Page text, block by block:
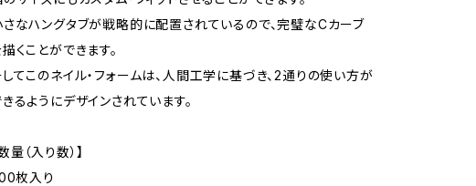
さなハングタブが戦略的に配置されているので、完璧なCカーブ
くことができます。
してこのネイル・フォームは、人間工学に基づき、2通りの使い方が
きるようにデザインされています。
数量（入り数）】
枚入り